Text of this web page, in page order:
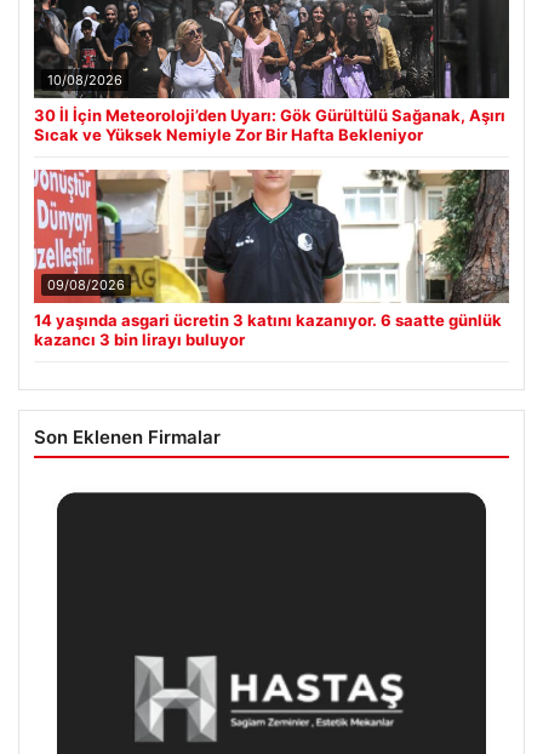
10/08/2026
30 İl İçin Meteoroloji’den Uyarı: Gök Gürültülü Sağanak, Aşırı
Sıcak ve Yüksek Nemiyle Zor Bir Hafta Bekleniyor
09/08/2026
14 yaşında asgari ücretin 3 katını kazanıyor. 6 saatte günlük
kazancı 3 bin lirayı buluyor
Son Eklenen Firmalar